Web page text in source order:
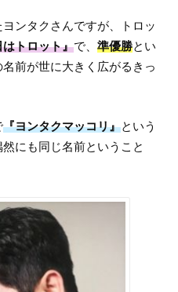
ンタクさんですが、トロッ
はトロット』で、準優勝とい
前が世に大きく広がるきっ
『ヨンタクマッコリ』という
にも同じ名前ということ